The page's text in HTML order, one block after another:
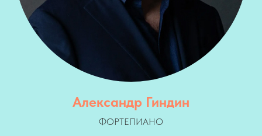
Александр Гиндин
ФОРТЕПИАНО